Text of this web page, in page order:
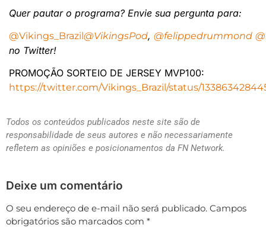
Quer pautar o programa? Envie sua pergunta para:
@Vikings_Brazil@VikingsPod, @felippedrummond
no Twitter!
PROMOÇÃO SORTEIO DE JERSEY MVP100:
https://twitter.com/Vikings_Brazil/status/
Todos os conteúdos publicados neste site são de
responsabilidade de seus autores e não necessariamente
refletem as opiniões e posicionamentos da FN Network.
Deixe um comentário
O seu endereço de e-mail não será publicado. Campos
obrigatórios são marcados com *